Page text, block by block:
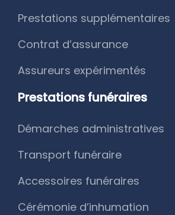
Prestations supplémentaires
Contrat d’assurance
Assureurs expérimentés
Prestations funéraires
Démarches administratives
Transport funéraire
Accessoires funéraires
Cérémonie d’inhumation